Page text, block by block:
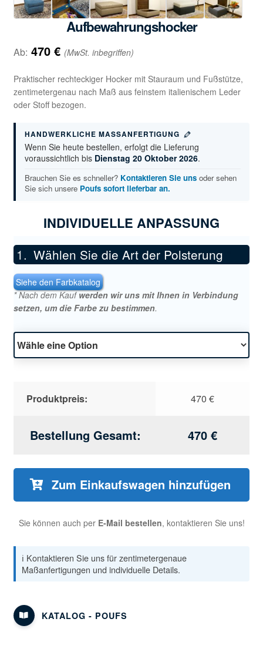
Aufbewahrungshocker
Ab: 470 € (MwSt. inbegriffen)
Praktischer rechteckiger Hocker mit Stauraum und Fußstütze,
zentimetergenau nach Maß aus feinstem italienischem Leder
oder Stoff bezogen.
HANDWERKLICHE MASSANFERTIGUNG
Wenn Sie heute bestellen, erfolgt die Lieferung
voraussichtlich bis Dienstag 20 Oktober 2026.
Brauchen Sie es schneller? Kontaktieren Sie unsoder sehen
Sie sich unsere Poufs sofort lieferbar an.
INDIVIDUELLE ANPASSUNG
Wählen Sie die Art der Polsterung
Siehe den Farbkatalog
* Nach dem Kaufwerden wir uns mit Ihnen in Verbindung
setzen, um die Farbe zu bestimmen.
Produktpreis: 470 €
Bestellung Gesamt: 470 €
Zum Einkaufswagen hinzufügen
Sie können auch per E-Mail bestellen, kontaktieren Sie uns!
ℹ️ Kontaktieren Sie uns für zentimetergenaue
Maßanfertigungen und individuelle Details.
KATALOG - POUFS